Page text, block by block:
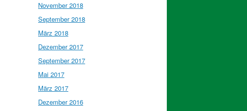
November 2018
September 2018
März 2018
Dezember 2017
September 2017
Mai 2017
März 2017
Dezember 2016